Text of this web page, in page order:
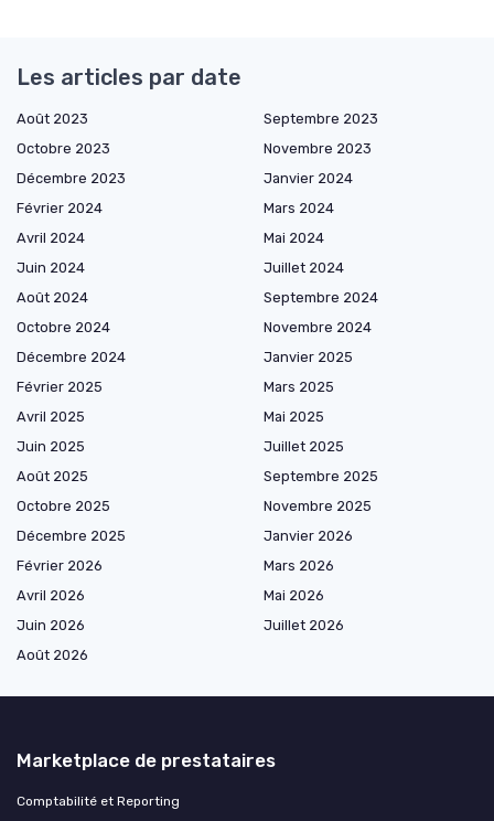
Les articles par date
Août 2023
Septembre 2023
Octobre 2023
Novembre 2023
Décembre 2023
Janvier 2024
Février 2024
Mars 2024
Avril 2024
Mai 2024
Juin 2024
Juillet 2024
Août 2024
Septembre 2024
Octobre 2024
Novembre 2024
Décembre 2024
Janvier 2025
Février 2025
Mars 2025
Avril 2025
Mai 2025
Juin 2025
Juillet 2025
Août 2025
Septembre 2025
Octobre 2025
Novembre 2025
Décembre 2025
Janvier 2026
Février 2026
Mars 2026
Avril 2026
Mai 2026
Juin 2026
Juillet 2026
Août 2026
Marketplace de prestataires
Comptabilité et Reporting